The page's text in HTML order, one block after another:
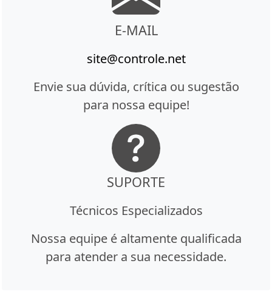
E-MAIL
site@controle.net
Envie sua dúvida, crítica ou sugestão
para nossa equipe!
SUPORTE
Técnicos Especializados
Nossa equipe é altamente qualificada
para atender a sua necessidade.